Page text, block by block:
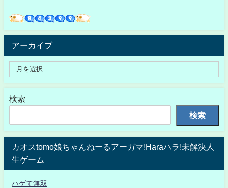
アーカイブ
検索
検索
カオスtomo娘ちゃんねーるアーガマ!Haraハラ!未解決人
生ゲーム
ハゲて無双